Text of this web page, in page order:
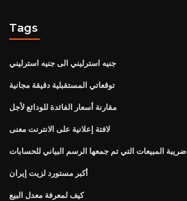
Tags
جنيه استرليني الى جنيه استرليني
توقعاتي المستقبلية دقيقة مجانية
مقارنة أسعار الفائدة للودائع لأجل
لافتة إعلانية على الانترنت معنى
ضريبة المبيعات التي تم جمعها الرسم البياني للحسابات
أكبر مستورد لزيت إيران
كيف لمعرفة معدل البيع